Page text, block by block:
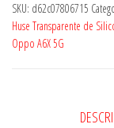
Silicon
Rezistenta
SKU: d62c07806715
Huse Transparente de
Oppo A6X 5G